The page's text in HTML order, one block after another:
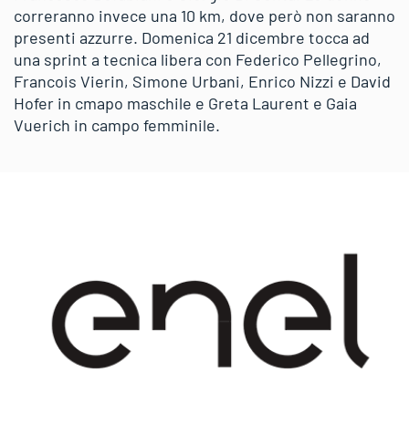
correranno invece una 10 km, dove però non saranno
presenti azzurre. Domenica 21 dicembre tocca ad
una sprint a tecnica libera con Federico Pellegrino,
Francois Vierin, Simone Urbani, Enrico Nizzi e David
Hofer in cmapo maschile e Greta Laurent e Gaia
Vuerich in campo femminile.